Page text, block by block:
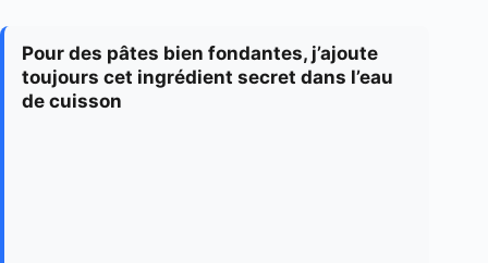
Pour des pâtes bien fondantes, j’ajoute
toujours cet ingrédient secret dans l’eau
de cuisson